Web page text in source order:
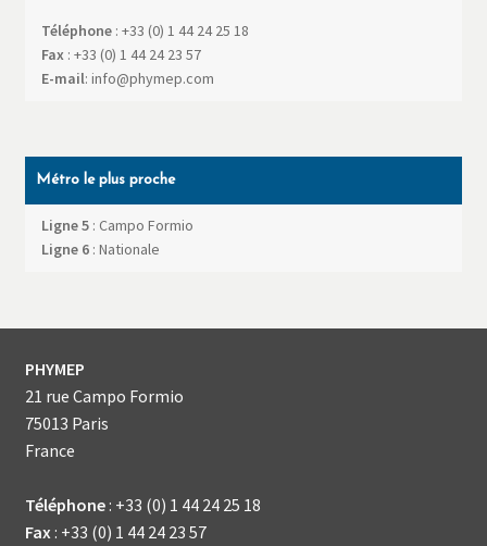
Téléphone: +33 (0) 1 44 24 25 18
Fax : +33 (0) 1 44 24 23 57
E-mail: info@phymep.com
Métro le plus proche
Ligne 5: Campo Formio
Ligne 6: Nationale
PHYMEP
21 rue Campo Formio
75013 Paris
France
Téléphone: +33 (0) 1 44 24 25 18
Fax: +33 (0) 1 44 24 23 57